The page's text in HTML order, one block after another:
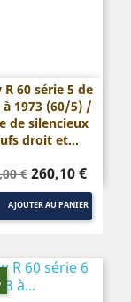
R 60 série 5 de
à 1973 (60/5) /
de silencieux
droit et...
€ Prix
260,10 €
AJOUTER AU PANIER